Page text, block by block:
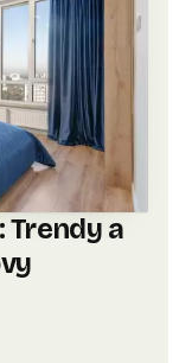
Trendy a